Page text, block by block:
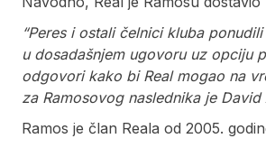
“Peres i ostali čelnici kluba
u dosadašnjem ugovoru uz opciju
odgovori kako bi Real mogao na
za Ramosovog naslednika je David
Ramos je član Reala od 2005.